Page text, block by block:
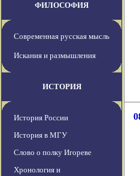
ФИЛОСОФИЯ
Современная русская мысль
Искания и размышления
ИСТОРИЯ
История России
История в МГУ
Слово о полку Игореве
Хронология и